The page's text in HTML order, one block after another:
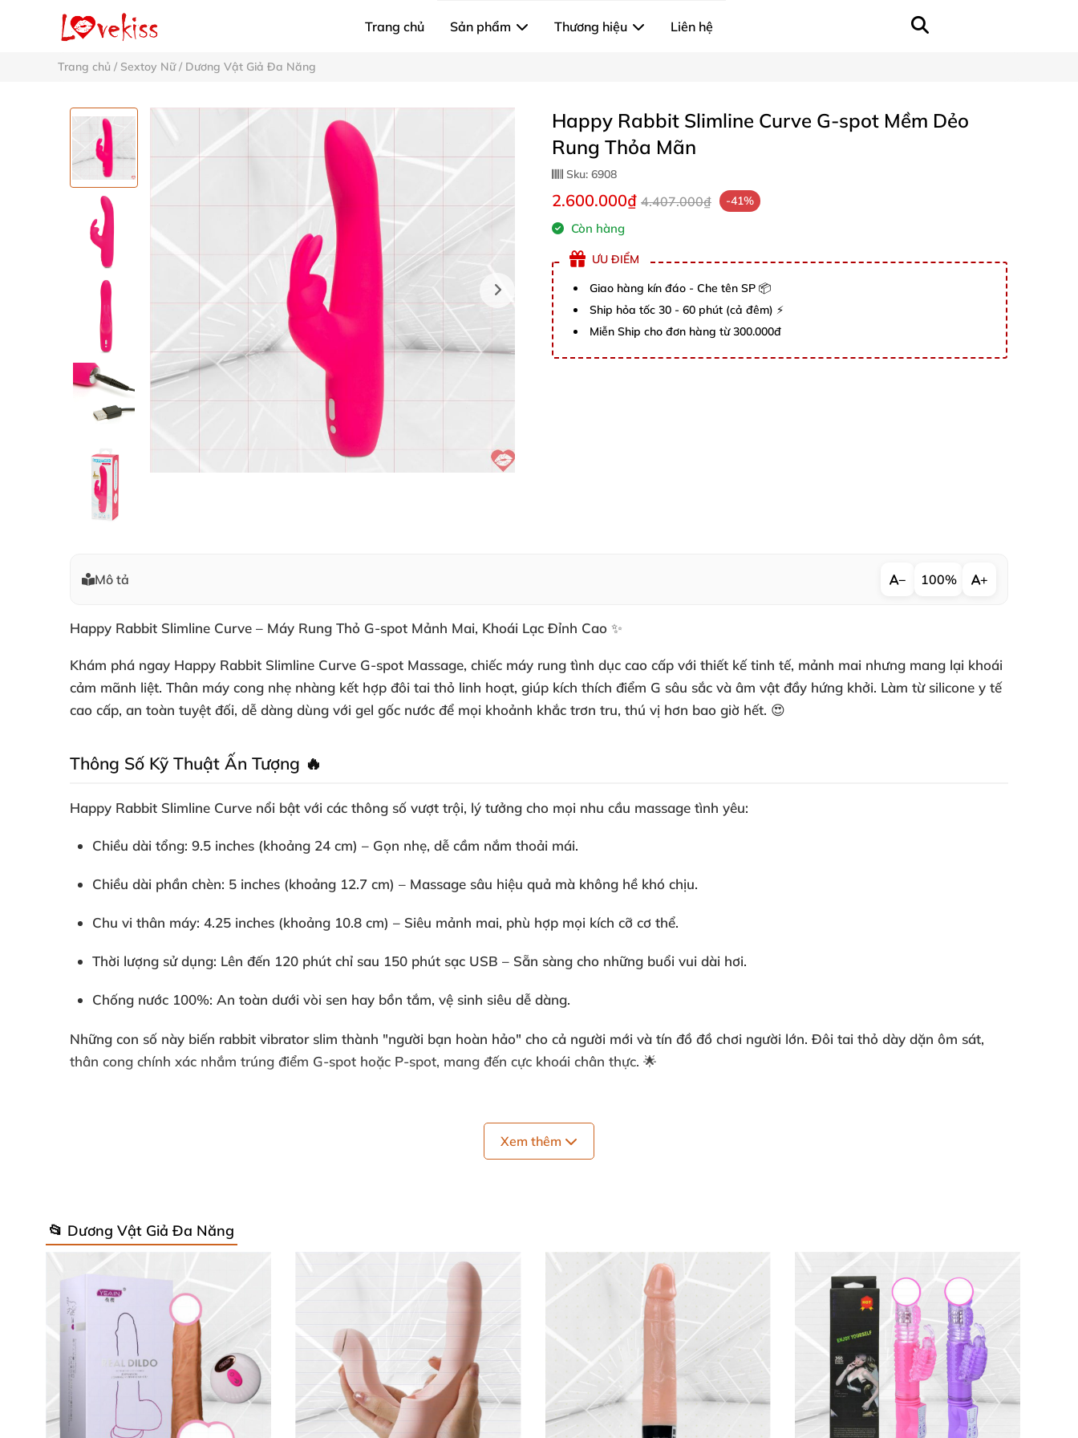
Trang chủ Sản phẩm Thương hiệu Liên hệ
Trang chủ / Sextoy Nữ/ Dương Vật Giả Đa Năng
Happy Rabbit Slimline Curve G-spot Mềm Dẻo
Rung Thỏa Mãn
Sku: 6908
2.600.000₫ 4.407.000₫ -41%
Còn hàng
ƯU ĐIỂM
Giao hàng kín đáo - Che tên SP 📦
Ship hỏa tốc 30 - 60 phút (cả đêm) ⚡
Miễn Ship cho đơn hàng từ 300.000đ
Mô tả − 100% +
Happy Rabbit Slimline Curve – Máy Rung Thỏ G-spot Mảnh Mai, Khoái Lạc Đỉnh Cao ✨
Khám phá ngay Happy Rabbit Slimline Curve G-spot Massage, chiếc máy rung tình dục cao cấp với thiết kế tinh tế, mảnh mai nhưng mang lại khoái
cảm mãnh liệt. Thân máy cong nhẹ nhàng kết hợp đôi tai thỏ linh hoạt, giúp kích thích điểm G sâu sắc và âm vật đầy hứng khởi. Làm từ silicone y tế
cao cấp, an toàn tuyệt đối, dễ dàng dùng với gel gốc nước để mọi khoảnh khắc trơn tru, thú vị hơn bao giờ hết. 😍
Thông Số Kỹ Thuật Ấn Tượng 🔥
Happy Rabbit Slimline Curve nổi bật với các thông số vượt trội, lý tưởng cho mọi nhu cầu massage tình yêu:
Chiều dài tổng: 9.5 inches (khoảng 24 cm) – Gọn nhẹ, dễ cầm nắm thoải mái.
Chiều dài phần chèn: 5 inches (khoảng 12.7 cm) – Massage sâu hiệu quả mà không hề khó chịu.
Chu vi thân máy: 4.25 inches (khoảng 10.8 cm) – Siêu mảnh mai, phù hợp mọi kích cỡ cơ thể.
Thời lượng sử dụng: Lên đến 120 phút chỉ sau 150 phút sạc USB – Sẵn sàng cho những buổi vui dài hơi.
Chống nước 100%: An toàn dưới vòi sen hay bồn tắm, vệ sinh siêu dễ dàng.
Những con số này biến rabbit vibrator slim thành "người bạn hoàn hảo" cho cả người mới và tín đồ đồ chơi người lớn. Đôi tai thỏ dày dặn ôm sát,
thân cong chính xác nhắm trúng điểm G-spot hoặc P-spot, mang đến cực khoái chân thực. 🌟
Sức mạnh thực sự nằm ởdual motor stimulation
độ ở tai thỏ. Điều khiển dễ dàng chỉ qua 2 nút bấm, bạn tùy chỉnh theo ý thích để khám phá khoái cảm cá nhân hóa. Thiết kế công thái học mang
massage nội bộ sống động, kết hợp kích thích clitoral mạnh mẽ cho blended orgasm đỉnh cao. Phiên bản mỏng vẫn giữ sức mạnh vượt trội, không hề
thua kém kích thước lớn! 💥
Thiết Kế Di Động & An Toàn Tuyệt Đối 🛡️
Máy rung thỏ G-spotnày siêu tiện lợi với khóa du lịch kín đáo, dễ mang theo mọi nơi. Chống nước hoàn hảo cho những buổi thư giãn dưới nước, từ
tắm bồn đến vòi sen. Chúng tôi sử dụng silicone mịn màng, không độc hại, thân thiện với da nhạy cảm nhất. Dù bạn mới thửrabbit vibrator mỏng
Xem thêm
📂 Dương Vật Giả Đa Năng